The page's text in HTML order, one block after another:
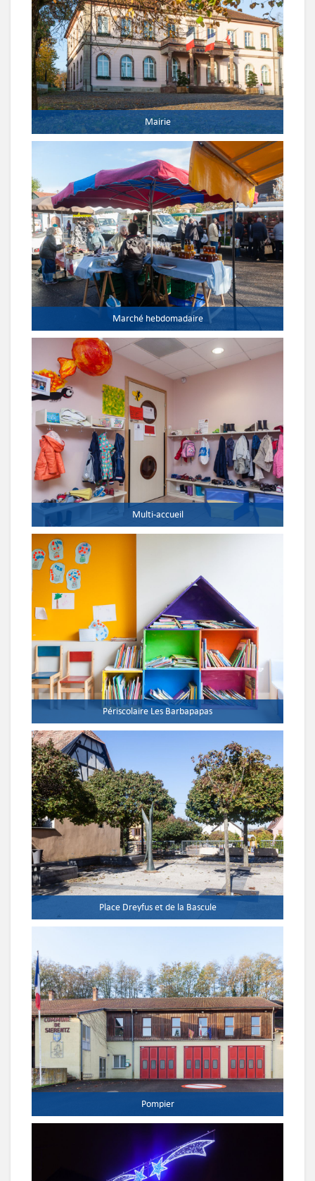
Mairie
Marché hebdomadaire
Multi-accueil
Périscolaire Les Barbapapas
Place Dreyfus et de la Bascule
Pompier